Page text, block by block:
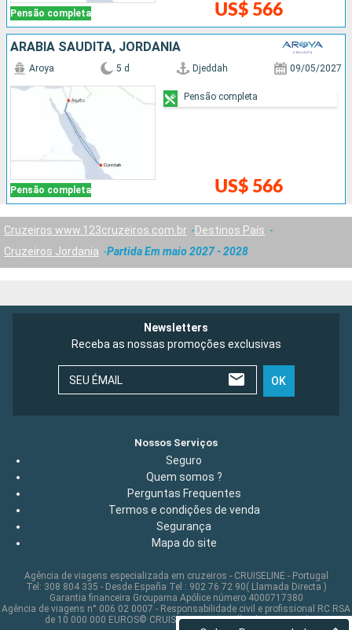
Pensão completa US$ 566
ARABIA SAUDITA, JORDANIA
Pensão completa
Aroya 5 d Djeddah 09/05/2027
US$ 566
Pensão completa
Cruzeiros www.123cruzeiros.com.br
Destinos País
Cruzeiros Jordania
Partida Em maio 2027 - 2028
Newsletters
Receba as nossas promoções exclusivas
SEU ÉMAIL OK
Nossos Serviços
Seguro
Quem somos ?
Perguntas Frequentes
Termos e condições de venda
Segurança
Mapa do site
Agência de viagens especializada em cruzeiros - CRUISELINE - Portugal
Tel: 308 804 335 - Desde España Tel : 902 76 72 90( Llamada Directa )
Garantia financeira Groupama Apólice número 4000717380
Agência de viagens n° 006 02 0007 - Responsabilidade civil e profissional RC RSA
de 10 000 000 EUROS© CRUISELINE 2026 - all rights reserved